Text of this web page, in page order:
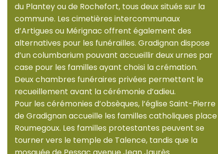
du Plantey ou de Rochefort, tous deux situés sur la
commune. Les cimetières intercommunaux
d’Artigues ou Mérignac offrent également des
alternatives pour les funérailles. Gradignan dispose
d’un columbarium pouvant accueillir deux urnes par
case pour les familles ayant choisi la crémation.
Deux chambres funéraires privées permettent le
recueillement avant la cérémonie d’adieu.
Pour les cérémonies d’obsèques, l’église Saint-Pierre
de Gradignan accueille les familles catholiques place
Roumegoux. Les familles protestantes peuvent se
tourner vers le temple de Talence, tandis que la